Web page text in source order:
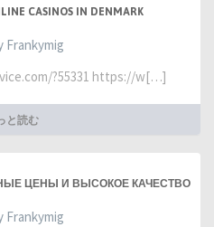
CASINOS IN DENMARK
Frankymig
?55331 https://w[…]
と読む
ЦЕНЫ И ВЫСОКОЕ КАЧЕСТВО
Frankymig